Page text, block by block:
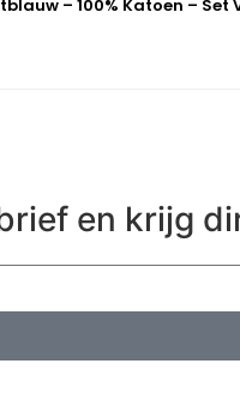
– 100% Katoen – Set
en krijg